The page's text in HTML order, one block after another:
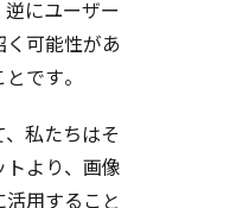
逆にユーザー
く可能性があ
です。
私たちはそ
トより、画像
用すること